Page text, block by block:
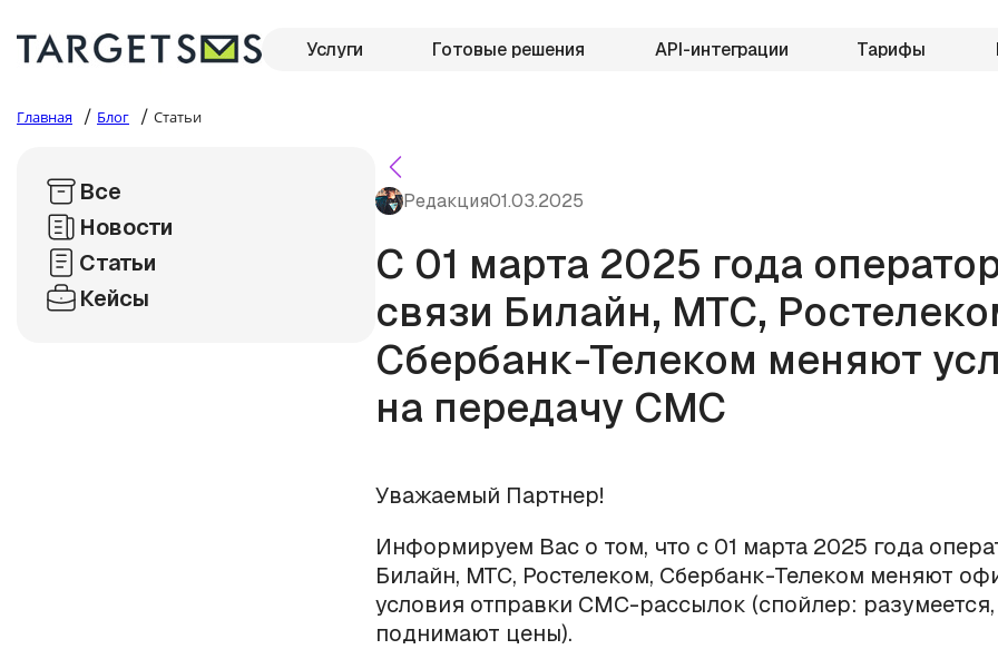
Услуги Готовые решения API-интеграции Тарифы
Главная / Блог / Статьи
Все
Новости
Статьи
Кейсы
Редакция01.03.2025
С 01 марта 2025 года
связи Билайн, МТС,
Сбербанк-Телеком меняют
на передачу СМС
Уважаемый Партнер!
Информируем Вас о том, что с 01 марта 2025 года
Билайн, МТС, Ростелеком, Сбербанк-Телеком меняют
условия отправки СМС-рассылок (спойлер: разумеется,
поднимают цены).